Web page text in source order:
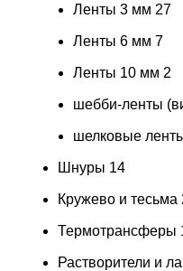
Ленты 3 мм 27
Ленты 6 мм 7
Ленты 10 мм 2
шебби-ленты
шелковые
Шнуры 14
Кружево и тесьма
Термотрансферы
Растворители и